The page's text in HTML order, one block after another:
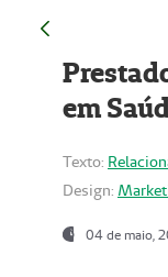
em
Texto:
Design:
04 de maio,